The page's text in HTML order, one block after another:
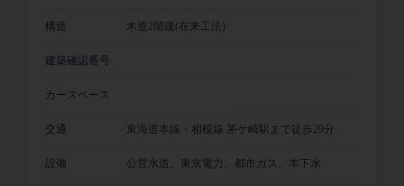
構造 木造2階建(在来工法)
建築確認番号
カースペース
交通 東海道本線・相模線 茅ケ崎駅まで徒歩29分
設備 公営水道、東京電力、都市ガス、本下水